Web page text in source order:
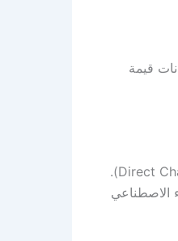
قيمة
عند التسجيل، ستجد عدة خيارات، لكن الخيار الذي يهمنا هو “الدردشة المباشرة” (Direct Chat).
الاصطناعي